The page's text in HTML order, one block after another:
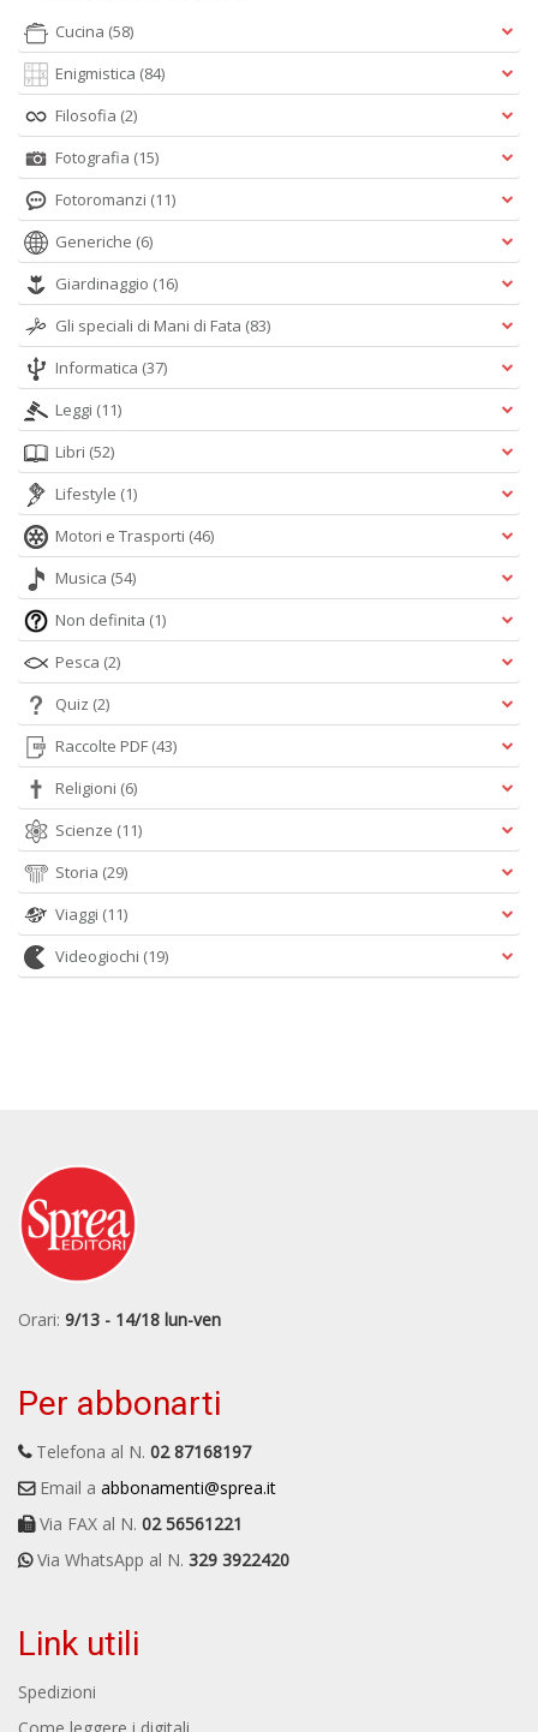
Cucina (58)
Enigmistica (84)
Filosofia (2)
Fotografia (15)
Fotoromanzi (11)
Generiche (6)
Giardinaggio (16)
Gli speciali di Mani di Fata (83)
Informatica (37)
Leggi (11)
Libri (52)
Lifestyle (1)
Motori e Trasporti (46)
Musica (54)
Non definita (1)
Pesca (2)
Quiz (2)
Raccolte PDF (43)
Religioni (6)
Scienze (11)
Storia (29)
Viaggi (11)
Videogiochi (19)
Orari: 9/13 - 14/18 lun-ven
Per abbonarti
Telefona al N. 02 87168197
Email a abbonamenti@sprea.it
Via FAX al N. 02 56561221
Via WhatsApp al N. 329 3922420
Link utili
Spedizioni